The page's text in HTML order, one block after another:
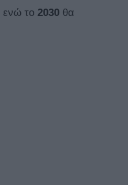
ενώ το 2030 θα